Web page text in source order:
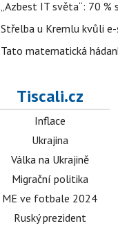
„Azbest IT světa“: 70
Střelba u Kremlu kvůli
Tato matematická
Tiscali.cz
Inflace
Ukrajina
Válka na Ukrajině
Migrační politika
ME ve fotbale 2024
Ruský prezident